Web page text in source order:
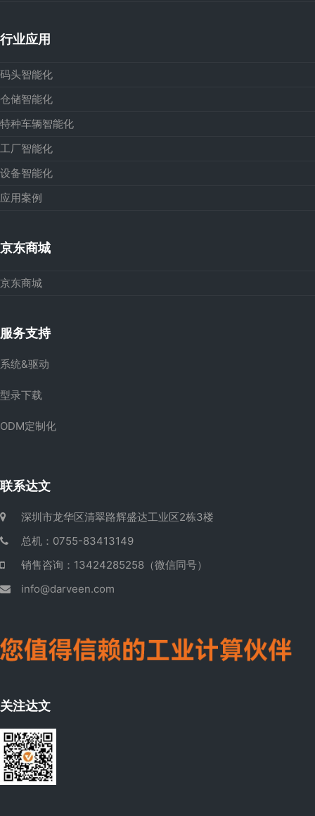
行业应用
码头智能化
仓储智能化
特种车辆智能化
工厂智能化
设备智能化
应用案例
京东商城
京东商城
服务支持
系统&驱动
型录下载
ODM定制化
联系达文
深圳市龙华区清翠路辉盛达工业区2栋3楼
总机：0755-83413149
销售咨询：13424285258（微信同号）
info@darveen.com
关注达文